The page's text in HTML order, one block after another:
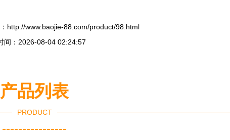
http://www.baojie-88.com/product/98.html
间：2026-08-04 02:24:57
产品列表
PRODUCT
----------------